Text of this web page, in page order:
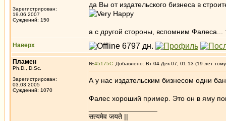
Зарегистрирован:
19.06.2007
Суждений: 150
да Вы от издательского бизнеса в
а с другой стороны, вспомним
Наверх
Пламен
Ph.D., D.Sc.
Зарегистрирован:
03.03.2005
Суждений: 1070
№45175 Добавлено: Вт 04 Дек 07, 01:13 (19 лет
А у нас издательским бизнесом одни
Фалес хороший пример. Это он в яму
सत्यमेव जयते ||